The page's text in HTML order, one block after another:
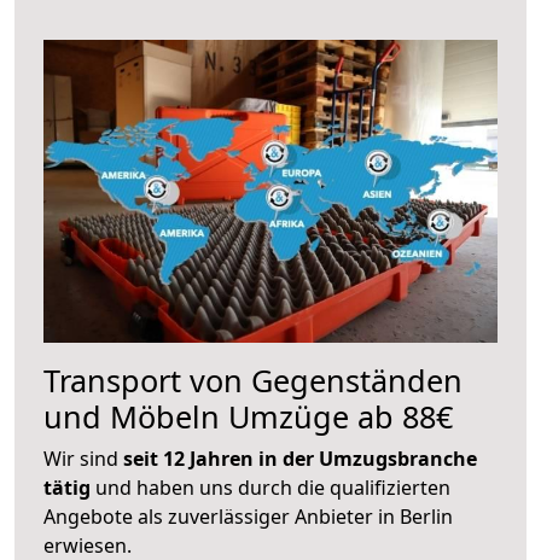
Transport von Gegenständen
und Möbeln Umzüge ab 88€
Wir sind seit 12 Jahren in der Umzugsbranche
tätig und haben uns durch die qualifizierten
Angebote als zuverlässiger Anbieter in Berlin
erwiesen.